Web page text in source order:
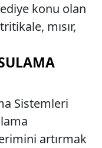
konu olan
mısır,
Sistemleri
artırmak